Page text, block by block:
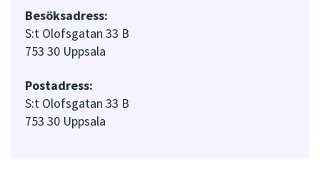
Besöksadress:
S:t Olofsgatan 33 B
753 30 Uppsala
Postadress:
S:t Olofsgatan 33 B
753 30 Uppsala